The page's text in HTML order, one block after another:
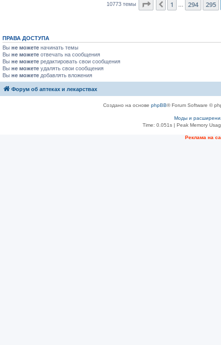
10773 темы Страница 296из 431
Пред.
1 294 295
ПРАВА ДОСТУПА
Вы не можете начинать темы
Вы не можете отвечать на сообщения
Вы не можете редактировать свои сообщения
Вы не можете удалять свои сообщения
Вы не можете добавлять вложения
Форум об аптеках и лекарствах
Создано на основе phpBB® Forum Software ©
Моды и
Time: 0.051s| Peak Memory
Рeклама на